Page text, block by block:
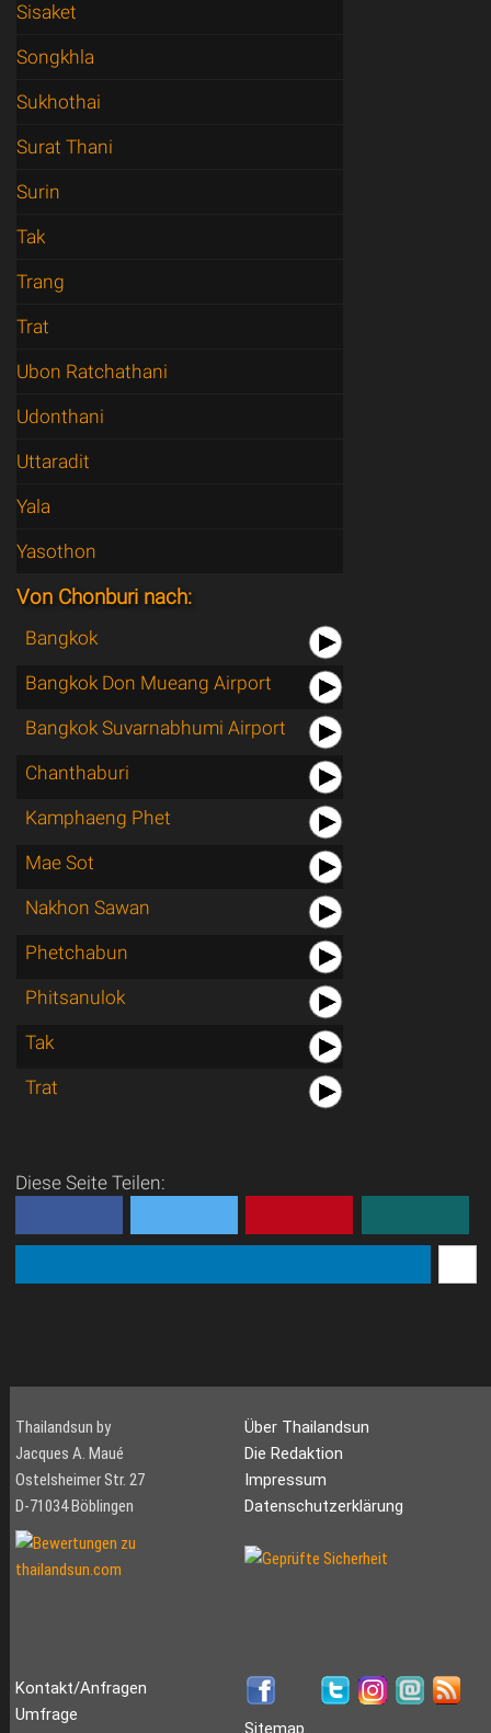
Sisaket
Songkhla
Sukhothai
Surat Thani
Surin
Tak
Trang
Trat
Ubon Ratchathani
Udonthani
Uttaradit
Yala
Yasothon
Von Chonburi nach:
Bangkok
Bangkok Don Mueang Airport
Bangkok Suvarnabhumi Airport
Chanthaburi
Kamphaeng Phet
Mae Sot
Nakhon Sawan
Phetchabun
Phitsanulok
Tak
Trat
Diese Seite Teilen:
Thailandsun by
Jacques A. Maué
Ostelsheimer Str. 27
D-71034 Böblingen
Über Thailandsun
Die Redaktion
Impressum
Datenschutzerklärung
Kontakt/Anfragen
Umfrage